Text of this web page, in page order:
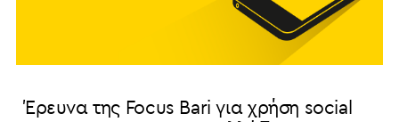
Έρευνα της Focus Bari για χρήση social